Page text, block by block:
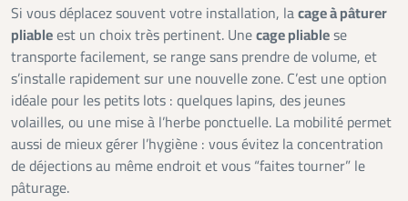
Si vous déplacez souvent votre installation, lacage à pâturer
pliableest un choix très pertinent. Unecage pliablese
transporte facilement, se range sans prendre de volume, et
s’installe rapidement sur une nouvelle zone. C’est une option
idéale pour les petits lots : quelques lapins, des jeunes
volailles, ou une mise à l’herbe ponctuelle. La mobilité permet
aussi de mieux gérer l’hygiène : vous évitez la concentration
de déjections au même endroit et vous “faites tourner” le
pâturage.